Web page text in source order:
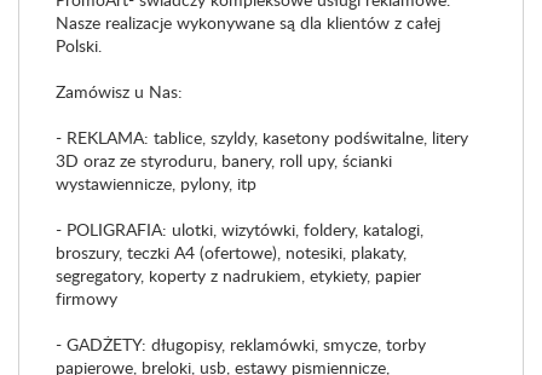
Nasze realizacje wykonywane są dla klientów z całej
Polski.
Zamówisz u Nas:
- REKLAMA: tablice, szyldy, kasetony podświtalne, litery
3D oraz ze styroduru, banery, roll upy, ścianki
wystawiennicze, pylony, itp
- POLIGRAFIA: ulotki, wizytówki, foldery, katalogi,
broszury, teczki A4 (ofertowe), notesiki, plakaty,
segregatory, koperty z nadrukiem, etykiety, papier
firmowy
- GADŻETY: długopisy, reklamówki, smycze, torby
papierowe, breloki, usb, estawy pismiennicze,